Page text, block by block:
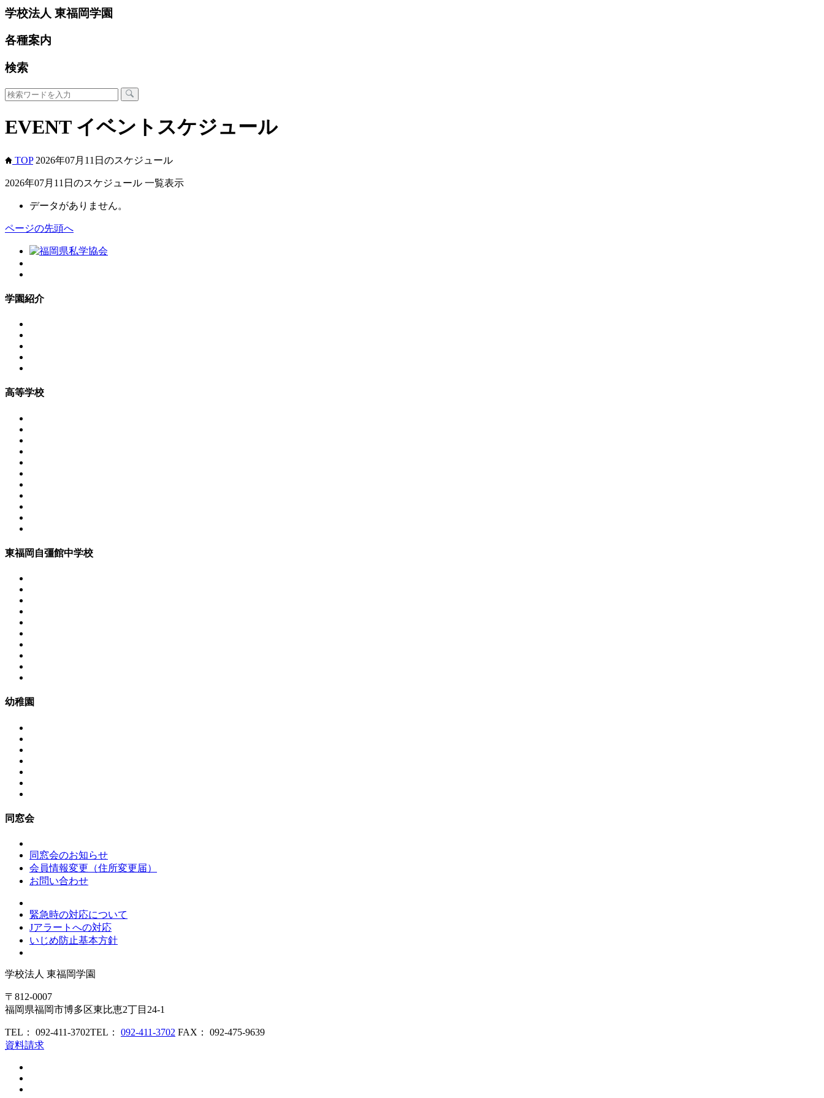
学校法人 東福岡学園
各種案内
検索
EVENT イベントスケジュール
TOP 2026年07月11日のスケジュール
2026年07月11日のスケジュール 一覧表示
データがありません。
ページの先頭へ
学園紹介
高等学校
東福岡自彊館中学校
幼稚園
同窓会
同窓会のお知らせ
会員情報変更（住所変更届）
お問い合わせ
緊急時の対応について
Jアラートへの対応
いじめ防止基本方針
学校法人 東福岡学園
〒812-0007
福岡県福岡市博多区東比恵2丁目24-1
TEL： 092-411-3702TEL： 092-411-3702 FAX： 092-475-9639
資料請求